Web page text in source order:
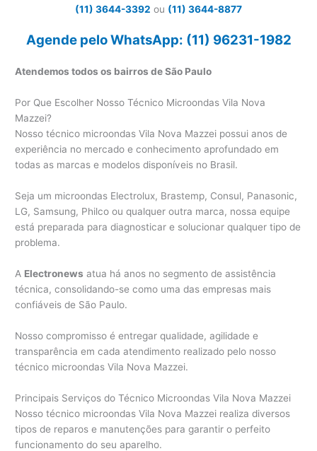
(11) 3644-3392 ou (11) 3644-8877
Agende pelo WhatsApp: (11) 96231-1982
Atendemos todos os bairros de São Paulo
Por Que Escolher Nosso Técnico Microondas Vila Nova
Mazzei?
Nosso técnico microondas Vila Nova Mazzei possui anos de
experiência no mercado e conhecimento aprofundado em
todas as marcas e modelos disponíveis no Brasil.
Seja um microondas Electrolux, Brastemp, Consul, Panasonic,
LG, Samsung, Philco ou qualquer outra marca, nossa equipe
está preparada para diagnosticar e solucionar qualquer tipo de
problema.
A Electronews atua há anos no segmento de assistência
técnica, consolidando-se como uma das empresas mais
confiáveis de São Paulo.
Nosso compromisso é entregar qualidade, agilidade e
transparência em cada atendimento realizado pelo nosso
técnico microondas Vila Nova Mazzei.
Principais Serviços do Técnico Microondas Vila Nova Mazzei
Nosso técnico microondas Vila Nova Mazzei realiza diversos
tipos de reparos e manutenções para garantir o perfeito
funcionamento do seu aparelho.